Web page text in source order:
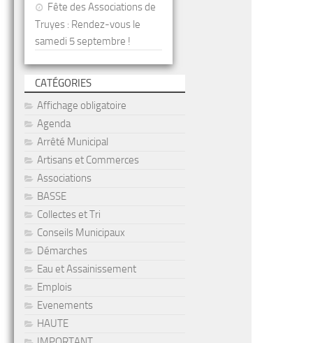
Fête des Associations de
Truyes : Rendez-vous le
samedi 5 septembre !
CATÉGORIES
Affichage obligatoire
Agenda
Arrêté Municipal
Artisans et Commerces
Associations
BASSE
Collectes et Tri
Conseils Municipaux
Démarches
Eau et Assainissement
Emplois
Evenements
HAUTE